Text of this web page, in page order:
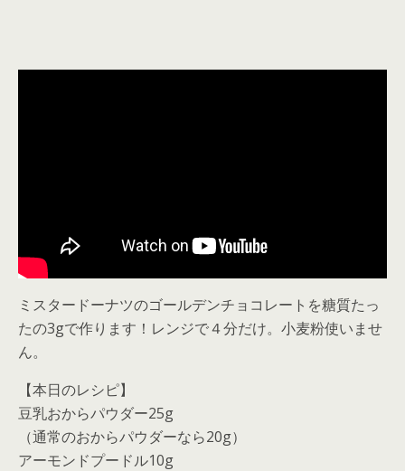
ミスタードーナツのゴールデンチョコレートを糖質たっ
たの3gで作ります！レンジで４分だけ。小麦粉使いませ
ん。
【本日のレシピ】
豆乳おからパウダー25g
（通常のおからパウダーなら20g）
アーモンドプードル10g